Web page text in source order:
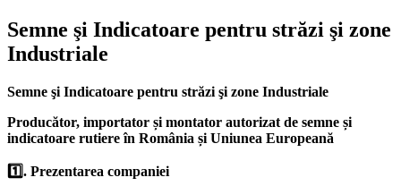
Semne şi Indicatoare pentru străzi şi zone
Industriale
Semne şi Indicatoare pentru străzi şi zone Industriale
Producător, importator și montator autorizat de semne și
indicatoare rutiere în România și Uniunea Europeană
1️⃣. Prezentarea companiei